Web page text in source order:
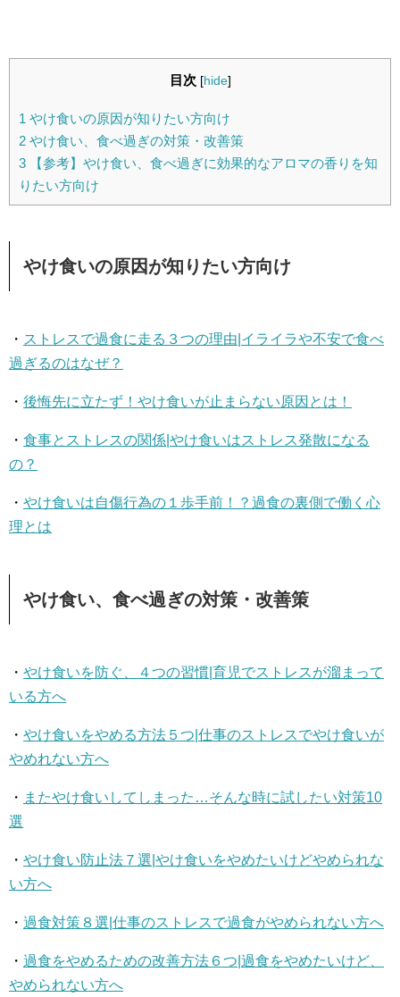
目次 [hide]
1 やけ食いの原因が知りたい方向け
2 やけ食い、食べ過ぎの対策・改善策
3 【参考】やけ食い、食べ過ぎに効果的なアロマの香りを知
りたい方向け
やけ食いの原因が知りたい方向け
・ ストレスで過食に走る３つの理由|イライラや不安で食べ
過ぎるのはなぜ？
・ 後悔先に立たず！やけ食いが止まらない原因とは！
・ 食事とストレスの関係|やけ食いはストレス発散になる
の？
・ やけ食いは自傷行為の１歩手前！？過食の裏側で働く心
理とは
やけ食い、食べ過ぎの対策・改善策
・ やけ食いを防ぐ、４つの習慣|育児でストレスが溜まって
いる方へ
・ やけ食いをやめる方法５つ|仕事のストレスでやけ食いが
やめれない方へ
・ またやけ食いしてしまった…そんな時に試したい対策10
選
・ やけ食い防止法７選|やけ食いをやめたいけどやめられな
い方へ
・ 過食対策８選|仕事のストレスで過食がやめられない方へ
・ 過食をやめるための改善方法６つ|過食をやめたいけど、
やめられない方へ